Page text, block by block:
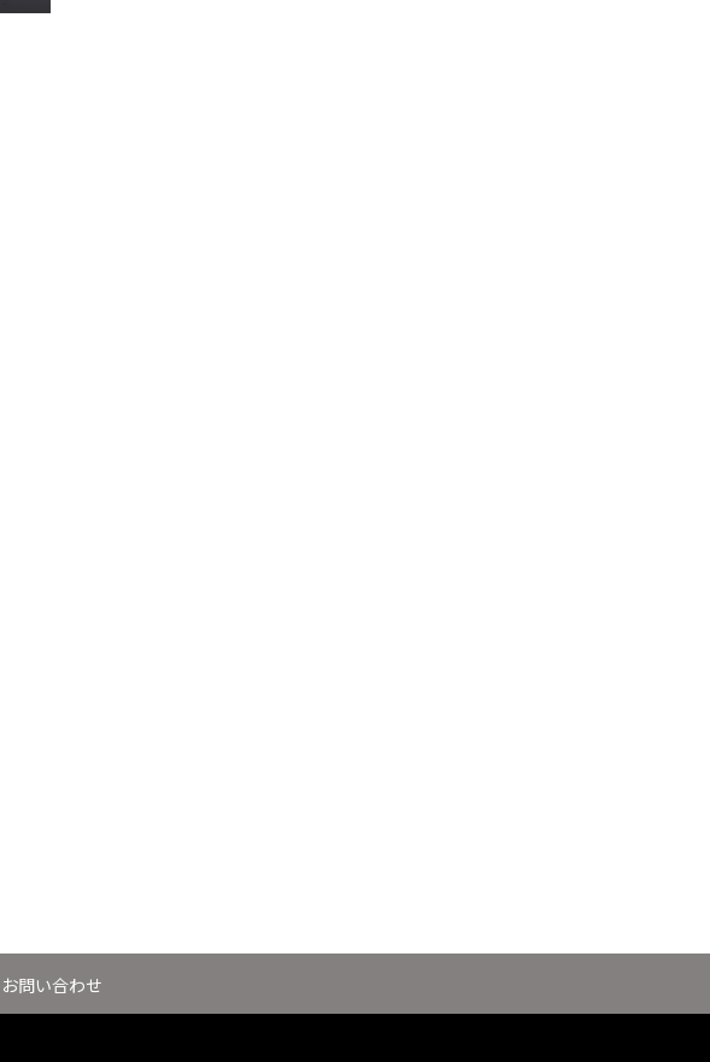
お問い合わせ